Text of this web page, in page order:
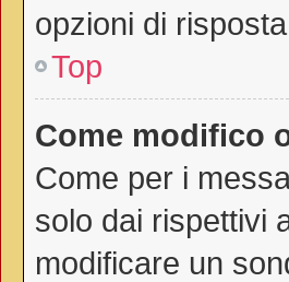
opzioni di
Top
Come modifico
Come per i
solo dai rispettivi
modificare un